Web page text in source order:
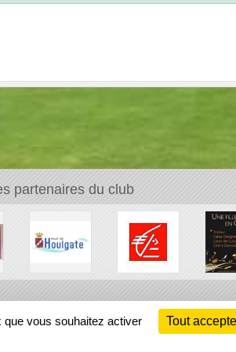
partenaires du club
vous souhaitez activer Tout